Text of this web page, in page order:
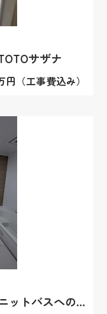
サザナ
円（工事費込み）
【前橋】タイル風呂からユニットバスへの断熱リフォーム